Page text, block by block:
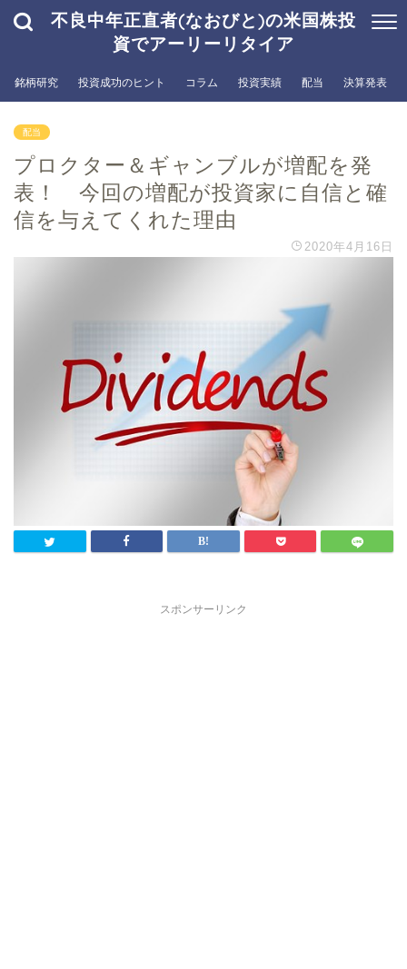
不良中年正直者(なおびと)の米国株投
資でアーリーリタイア
銘柄研究 投資成功のヒント コラム 投資実績 配当 決算発表
配当
プロクター＆ギャンブルが増配を発
表！ 今回の増配が投資家に自信と確
信を与えてくれた理由
2020年4月16日
スポンサーリンク